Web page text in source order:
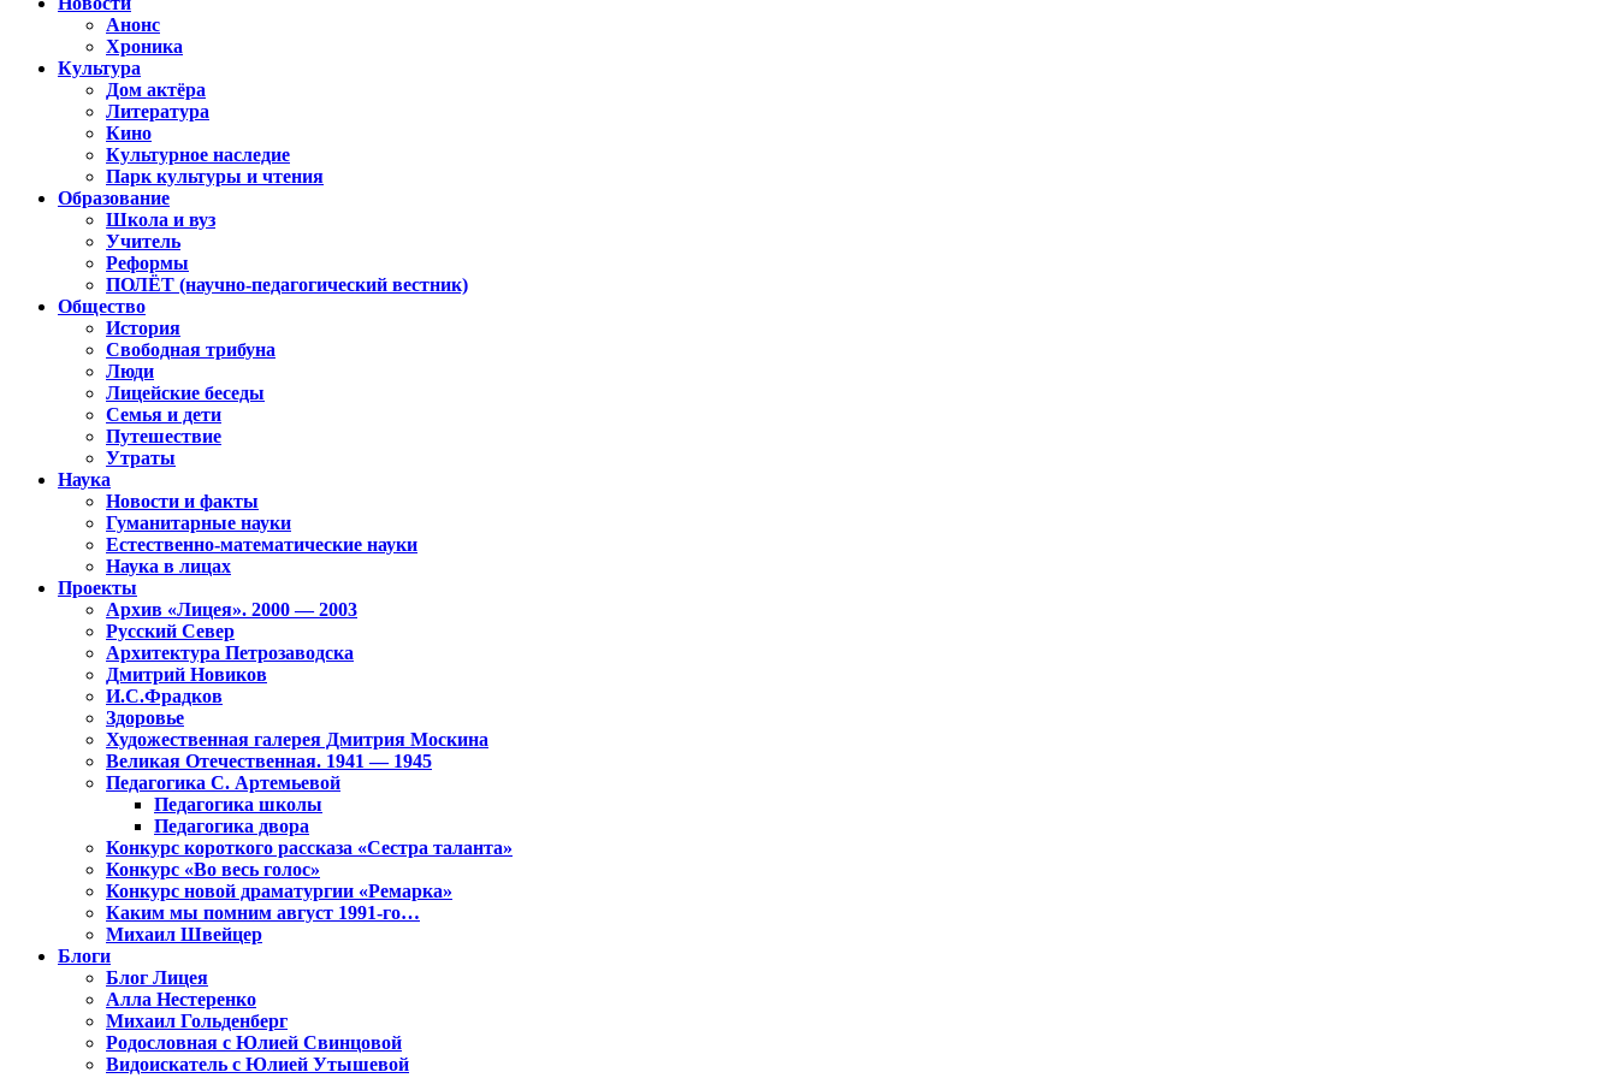
Анонс
Хроника
Культура
Дом актёра
Литература
Кино
Культурное наследие
Парк культуры и чтения
Образование
Школа и вуз
Учитель
Реформы
ПОЛЁТ (научно-педагогический вестник)
Общество
История
Свободная трибуна
Люди
Лицейские беседы
Семья и дети
Путешествие
Утраты
Наука
Новости и факты
Гуманитарные науки
Естественно-математические науки
Наука в лицах
Проекты
Архив «Лицея». 2000 — 2003
Русский Север
Архитектура Петрозаводска
Дмитрий Новиков
И.С.Фрадков
Здоровье
Художественная галерея Дмитрия Москина
Великая Отечественная. 1941 — 1945
Педагогика С. Артемьевой
Педагогика школы
Педагогика двора
Конкурс короткого рассказа «Сестра таланта»
Конкурс «Во весь голос»
Конкурс новой драматургии «Ремарка»
Каким мы помним август 1991-го…
Михаил Швейцер
Блоги
Блог Лицея
Алла Нестеренко
Михаил Гольденберг
Родословная с Юлией Свинцовой
Видоискатель с Юлией Утышевой